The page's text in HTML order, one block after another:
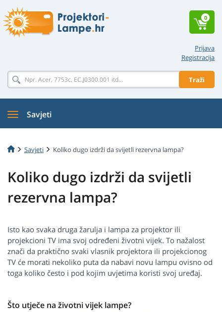
Prijava
Registracija
Traži
0
Savjeti
Savjeti Koliko dugo izdrži da svijetli rezervna lampa?
Koliko dugo izdrži da svijetli
rezervna lampa?
Isto kao svaka druga žarulja i lampa za projektor ili
projekcioni TV ima svoj određeni životni vijek. To nažalost
znači da praktično svaki vlasnik projektora ili projekcionog
TV će morati nekoliko puta da nabavi novu lampu ovisno od
toga koliko često i pod kojim uvjetima koristi svoj uređaj.
Što utječe na životni vijek lampe?